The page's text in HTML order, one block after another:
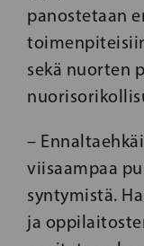
panostetaan
sekä nuorten
–
viisaampaa
syntymistä.
ja